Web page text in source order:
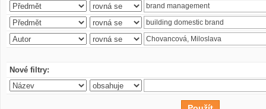
Nové filtry: